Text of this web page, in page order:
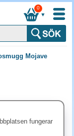
▼
0
Mojave
fungerar